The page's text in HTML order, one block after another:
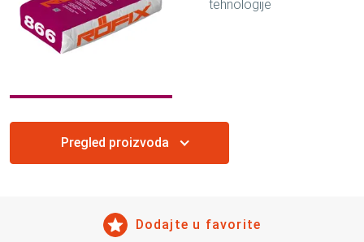
tehnologije
Pregled proizvoda
Dodajte u favorite